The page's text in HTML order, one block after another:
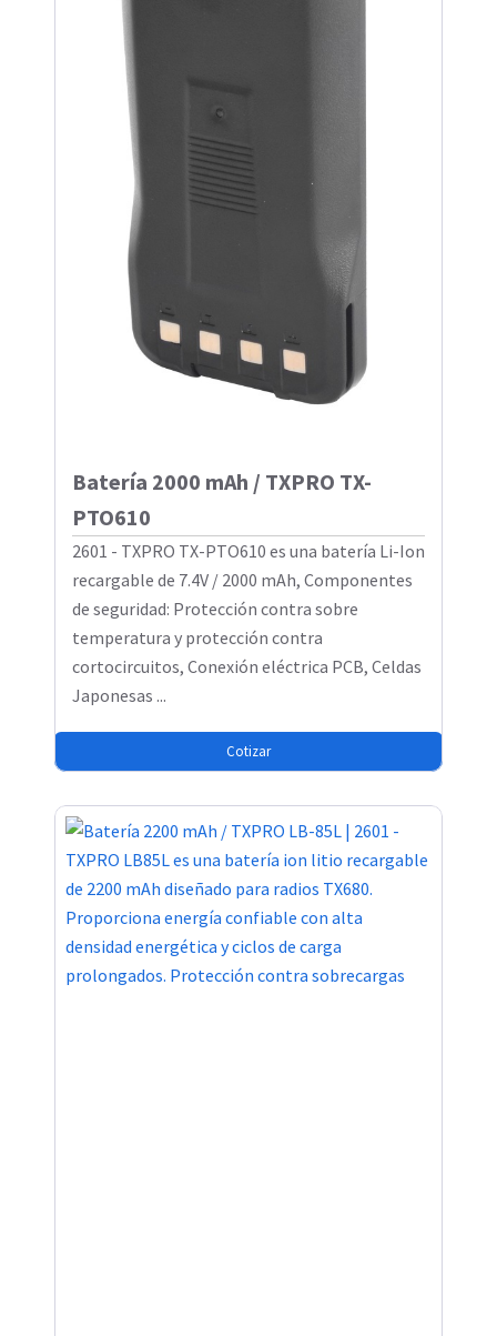
Batería 2000 mAh / TXPRO TX-
PTO610
2601 - TXPRO TX-PTO610 es una batería Li-Ion
recargable de 7.4V / 2000 mAh, Componentes
de seguridad: Protección contra sobre
temperatura y protección contra
cortocircuitos, Conexión eléctrica PCB, Celdas
Japonesas ...
Cotizar